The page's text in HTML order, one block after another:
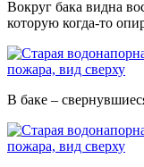
Вокруг бака видна
которую когда-то
В баке –